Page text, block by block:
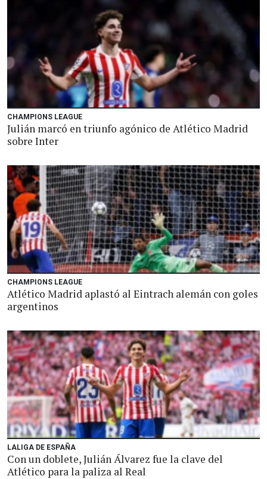
CHAMPIONS LEAGUE
Julián marcó en triunfo agónico de Atlético Madrid
sobre Inter
CHAMPIONS LEAGUE
Atlético Madrid aplastó al Eintrach alemán con goles
argentinos
LALIGA DE ESPAÑA
Con un doblete, Julián Álvarez fue la clave del
Atlético para la paliza al Real